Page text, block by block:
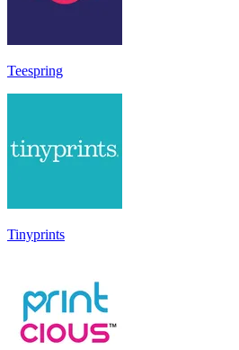
Teespring
Tinyprints